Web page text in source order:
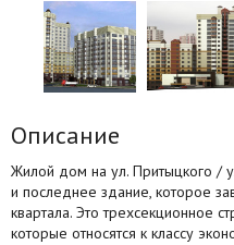
Ремонт квартир
Грузовое такси
Способы оплаты
Реклама на сайте
Описание
Жилой дом на ул. Притыцкого /
и последнее здание, которое
квартала. Это трехсекционное
которые относятся к классу